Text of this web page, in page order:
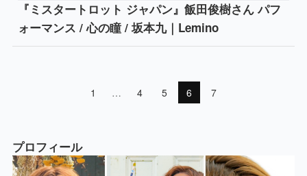
『ミスタートロット ジャパン』飯田俊樹さん パフ
ォーマンス / 心の瞳 / 坂本九｜Lemino
1 … 4 5 6 7
プロフィール